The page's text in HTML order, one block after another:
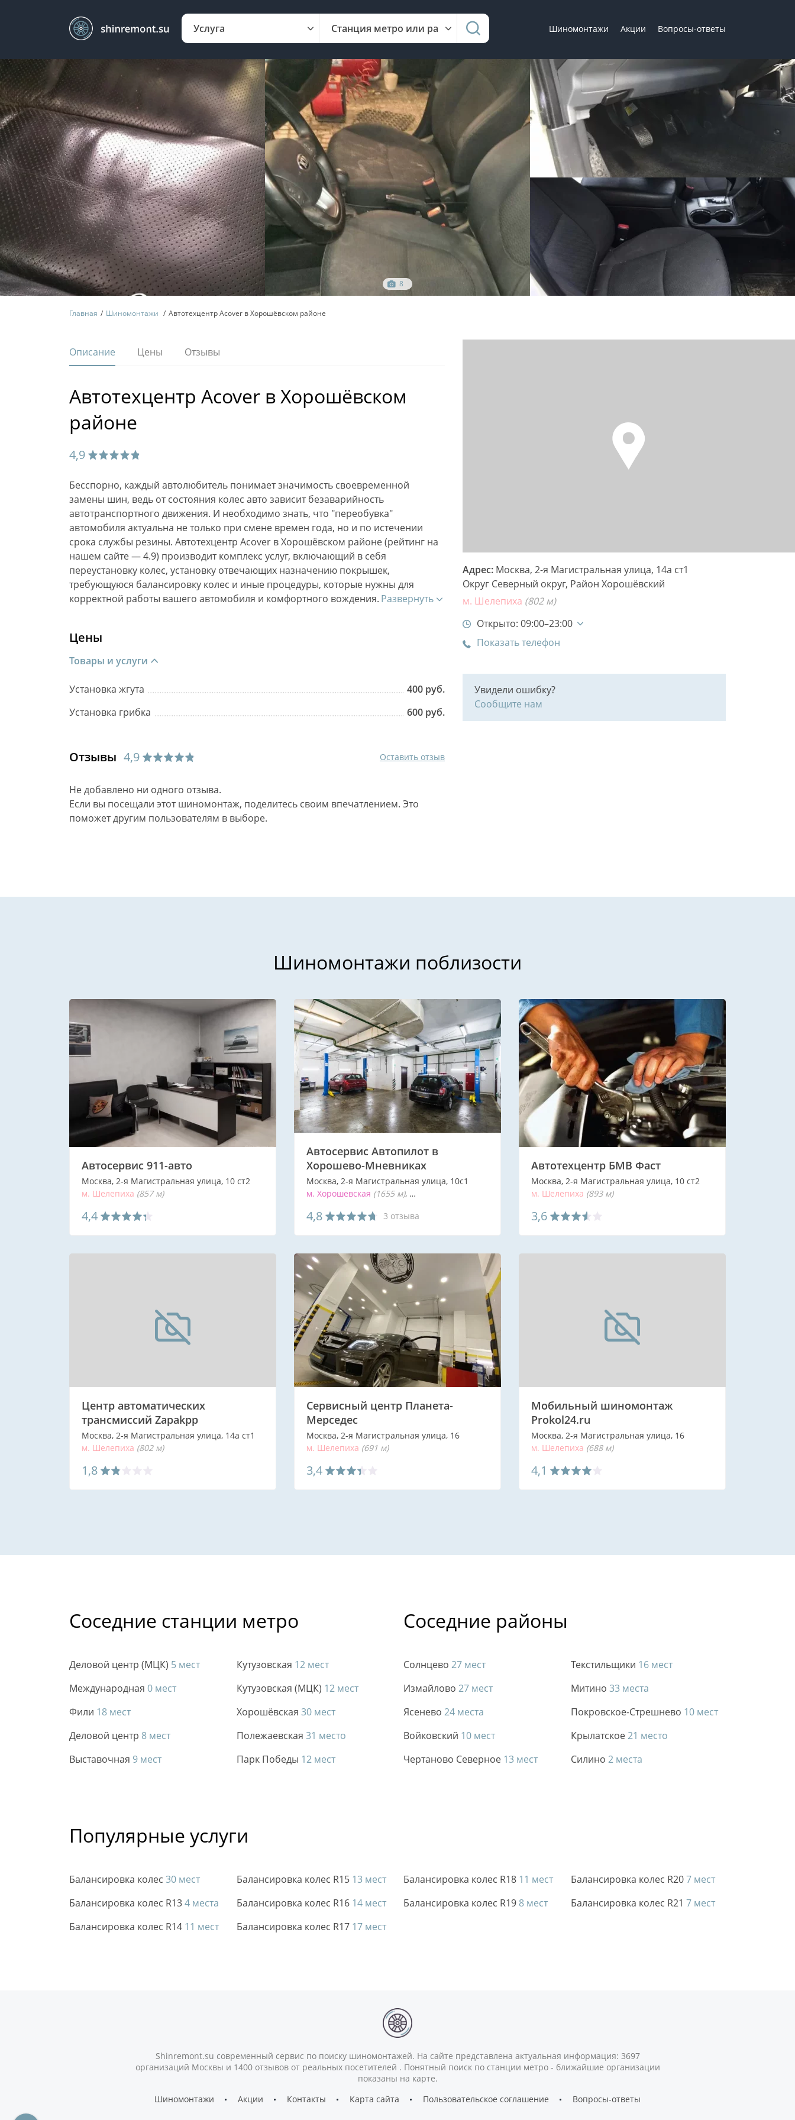
Шиномонтажи Акции Вопросы-ответы
8
Главная Шиномонтажи Автотехцентр Acover в Хорошёвском районе
Описание Цены Отзывы
Автотехцентр Acover в Хорошёвском
районе
4,9
Бесспорно, каждый автолюбитель понимает значимость своевременной
замены шин, ведь от состояния колес авто зависит безаварийность
автотранспортного движения. И необходимо знать, что "переобувка"
автомобиля актуальна не только при смене времен года, но и по истечении
срока службы резины. Автотехцентр Acover в Хорошёвском районе (рейтинг на
нашем сайте — 4.9) производит комплекс услуг, включающий в себя
переустановку колес, установку отвечающих назначению покрышек,
требующуюся балансировку колес и иные процедуры, которые нужны для
корректной работы вашего автомобиля и комфортного вождения. Развернуть
Адрес: Москва, 2-я Магистральная улица, 14а ст1
Округ Северный округ, Район Хорошёвский
м. Шелепиха (802 м)
Открыто: 09:00–23:00
Показать телефон
Увидели ошибку?
Сообщите нам
Цены
Товары и услуги
Установка жгута 400 руб.
Установка грибка 600 руб.
Отзывы 4,9 Оставить отзыв
Не добавлено ни одного отзыва.
Если вы посещали этот шиномонтаж, поделитесь своим впечатлением. Это
поможет другим пользователям в выборе.
Шиномонтажи поблизости
Автосервис 911-авто
Москва, 2-я Магистральная улица, 10 ст2
м. Шелепиха (857 м)
4,4
Автосервис Автопилот в
Хорошево-Мневниках
Москва, 2-я Магистральная улица, 10с1
м. Хорошёвская (1655 м) м. Полежаевская м. Хорошёво(2081 м)
4,8 3 отзыва
Автотехцентр БМВ Фаст
Москва, 2-я Магистральная улица, 10 ст2
м. Шелепиха (893 м)
3,6
Центр автоматических
трансмиссий Zapakpp
Москва, 2-я Магистральная улица, 14а ст1
м. Шелепиха (802 м)
1,8
Сервисный центр Планета-
Мерседес
Москва, 2-я Магистральная улица, 16
м. Шелепиха (691 м)
3,4
Мобильный шиномонтаж
Prokol24.ru
Москва, 2-я Магистральная улица, 16
м. Шелепиха (688 м)
4,1
Соседние станции метро
Деловой центр (МЦК) 5 мест
Международная 0 мест
Фили 18 мест
Деловой центр 8 мест
Выставочная 9 мест
Кутузовская 12 мест
Кутузовская (МЦК) 12 мест
Хорошёвская 30 мест
Полежаевская 31 место
Парк Победы 12 мест
Соседние районы
Солнцево 27 мест
Измайлово 27 мест
Ясенево 24 места
Войковский 10 мест
Чертаново Северное 13 мест
Текстильщики 16 мест
Митино 33 места
Покровское-Стрешнево 10 мест
Крылатское 21 место
Силино 2 места
Популярные услуги
Балансировка колес 30 мест
Балансировка колес R13 4 места
Балансировка колес R14 11 мест
Балансировка колес R15 13 мест
Балансировка колес R16 14 мест
Балансировка колес R17 17 мест
Балансировка колес R18 11 мест
Балансировка колес R19 8 мест
Балансировка колес R20 7 мест
Балансировка колес R21 7 мест
Shinremont.su современный сервис по поиску шиномонтажей. На сайте представлена актуальная информация: 3697
организаций Москвы и 1400 отзывов от реальных посетителей . Понятный поиск по станции метро - ближайшие организации
показаны на карте.
Шиномонтажи Акции Контакты Карта сайта Пользовательское соглашение Вопросы-ответы